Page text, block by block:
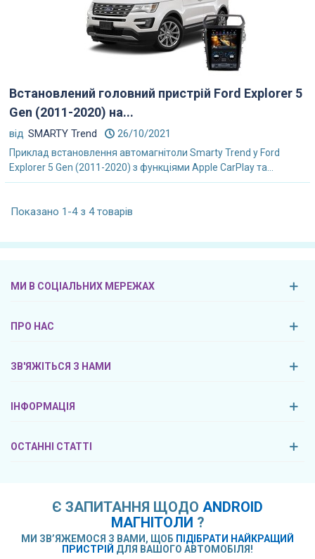
Встановлений головний пристрій Ford Explorer 5
Gen (2011-2020) на...
від SMARTY Trend 26/10/2021
Приклад встановлення автомагнітоли Smarty Trend у Ford
Explorer 5 Gen (2011-2020) з функціями Apple CarPlay та...
Показано 1-4 з 4 товарів
МИ В СОЦІАЛЬНИХ МЕРЕЖАХ
ПРО НАС
ЗВ'ЯЖІТЬСЯ З НАМИ
ІНФОРМАЦІЯ
ОСТАННІ СТАТТІ
Є ЗАПИТАННЯ ЩОДО ANDROID
МАГНІТОЛИ ?
МИ ЗВ’ЯЖЕМОСЯ З ВАМИ, ЩОБ ПІДІБРАТИ НАЙКРАЩИЙ
ПРИСТРІЙ ДЛЯ ВАШОГО АВТОМОБІЛЯ!